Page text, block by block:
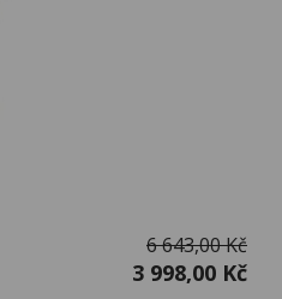
6 643,00 Kč
3 998,00 Kč